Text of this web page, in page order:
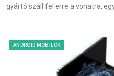
gyártó száll fel erre a vonatra,
ANDROID MOBILOK